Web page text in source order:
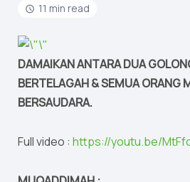
11 min read
DAMAIKAN ANTARA DUA
BERTELAGAH & SEMUA ORANG
BERSAUDARA.
Full video : https://youtu.be/